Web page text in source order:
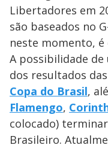
Libertadores em
são baseados no
neste momento,
A possibilidade de
dos resultados
Copa do Brasil,
Flamengo,
colocado)
Brasileiro.